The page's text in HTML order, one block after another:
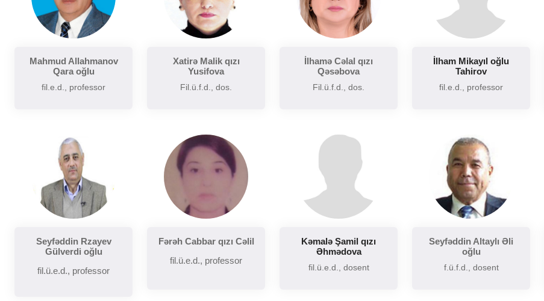
Şərq və Qərb ədəbiyyatının müqayisəli təhlili
Sintaksisin aktual problemləri
Sosial və psixoloji dilçiliyin aktual problemləri
Tarixi poetika
Mahmud Allahmanov
Qara oğlu
fil.e.d., professor
Xatirə Malik qızı
Yusifova
Fil.ü.f.d., dos.
İlhamə Cəlal qızı
Qəsəbova
Fil.ü.f.d., dos.
İlham Mikayıl oğlu
Tahirov
fil.e.d., professor
Seyfəddin Rzayev
Gülverdi oğlu
fil.ü.e.d., professor
Fərəh Cabbar qızı Cəlil
fil.ü.e.d., professor
Kəmalə Şamil qızı
Əhmədova
fil.ü.e.d., dosent
Seyfəddin Altaylı Əli
oğlu
f.ü.f.d., dosent